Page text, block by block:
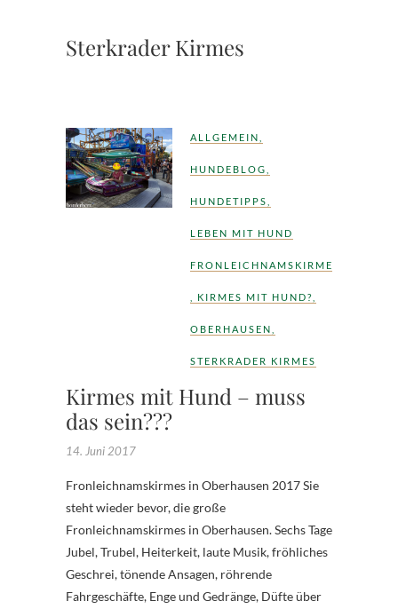
Sterkrader Kirmes
ALLGEMEIN
HUNDEBLOG
HUNDETIPPS
LEBEN MIT HUND
FRONLEICHNAMSKIRMES
KIRMES MIT HUND?
OBERHAUSEN
STERKRADER KIRMES
Kirmes mit Hund – muss
das sein???
14. Juni 2017
Fronleichnamskirmes in Oberhausen 2017 Sie
steht wieder bevor, die große
Fronleichnamskirmes in Oberhausen. Sechs Tage
Jubel, Trubel, Heiterkeit, laute Musik, fröhliches
Geschrei, tönende Ansagen, röhrende
Fahrgeschäfte, Enge und Gedränge, Düfte über